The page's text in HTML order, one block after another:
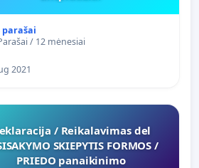
parašai
/ 12 mėnesiai
2021
/ Reikalavimas del
SKIEPYTIS FORMOS /
PRIEDO panaikinimo